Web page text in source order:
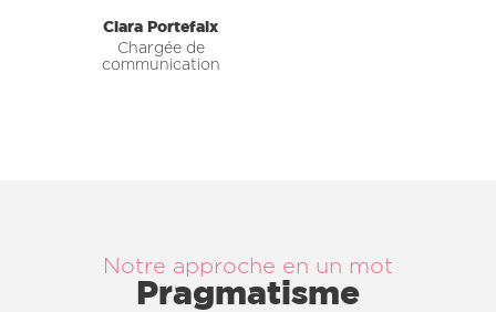
Clara Portefaix
Chargée de
communication
Notre approche en un mot
Pragmatisme